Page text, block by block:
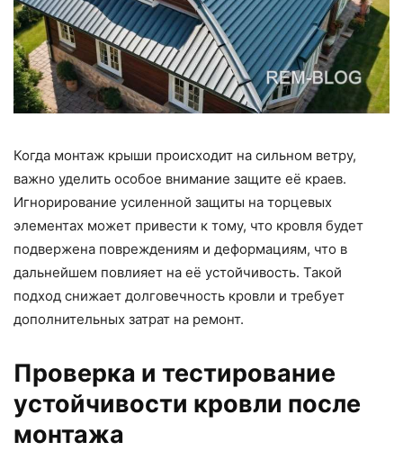
Когда монтаж крыши происходит на сильном ветру,
важно уделить особое внимание защите её краев.
Игнорирование усиленной защиты на торцевых
элементах может привести к тому, что кровля будет
подвержена повреждениям и деформациям, что в
дальнейшем повлияет на её устойчивость. Такой
подход снижает долговечность кровли и требует
дополнительных затрат на ремонт.
Проверка и тестирование
устойчивости кровли после
монтажа